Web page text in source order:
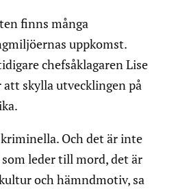
finns många
uppkomst.
chefsåklagaren Lise
skylla utvecklingen på
Och det är inte
leder till mord, det är
och hämndmotiv, sa